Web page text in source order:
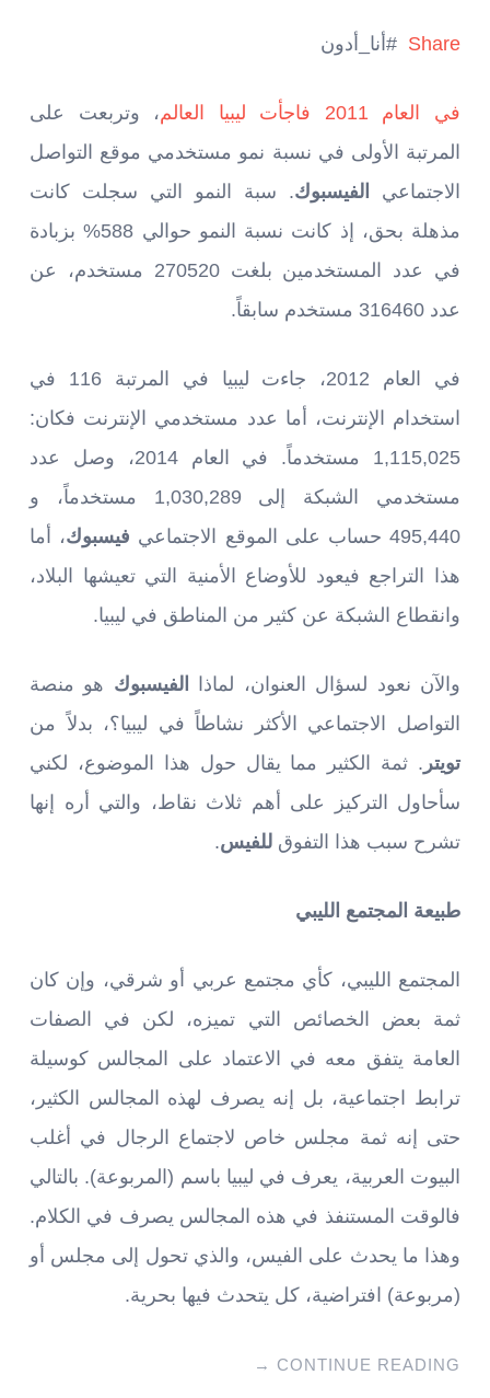
Share #أنا_أدون
في العام 2011 فاجأت ليبيا العالم
، وتربعت على
المرتبة الأولى في نسبة نمو مستخدمي موقع التواصل
الاجتماعي
الفيسبوك. سبة النمو التي سجلت كانت
مذهلة بحق، إذ كانت نسبة النمو حوالي 588% بزبادة
في عدد المستخدمين بلغت 270520 مستخدم، عن
عدد 316460 مستخدم سابقاً.
في العام 2012، جاءت ليبيا في المرتبة 116 في
استخدام الإنترنت، أما عدد مستخدمي الإنترنت فكان:
1,115,025 مستخدماً. في العام 2014، وصل عدد
مستخدمي الشبكة إلى 1,030,289 مستخدماً، و
495,440 حساب على الموقع الاجتماعي
فيسبوك، أما
هذا التراجع فيعود للأوضاع الأمنية التي تعيشها البلاد،
وانقطاع الشبكة عن كثير من المناطق في ليبيا.
والآن نعود لسؤال العنوان، لماذا الفيسبوك هو منصة
التواصل الاجتماعي الأكثر نشاطاً في ليبيا؟، بدلاً من
تويتر . ثمة الكثير مما يقال حول هذا الموضوع، لكني
سأحاول التركيز على أهم ثلاث نقاط، والتي أره إنها
تشرح سبب هذا التفوق للفيس.
طبيعة المجتمع الليبي
المجتمع الليبي، كأي مجتمع عربي أو شرقي، وإن كان
ثمة بعض الخصائص التي تميزه، لكن في الصفات
العامة يتفق معه في الاعتماد على المجالس كوسيلة
ترابط اجتماعية، بل إنه يصرف لهذه المجالس الكثير،
حتى إنه ثمة مجلس خاص لاجتماع الرجال في أغلب
البيوت العربية، يعرف في ليبيا باسم (المربوعة). بالتالي
فالوقت المستنفذ في هذه المجالس يصرف في الكلام.
وهذا ما يحدث على الفيس، والذي تحول إلى مجلس أو
(مربوعة) افتراضية، كل يتحدث فيها بحرية.
CONTINUE READING
→